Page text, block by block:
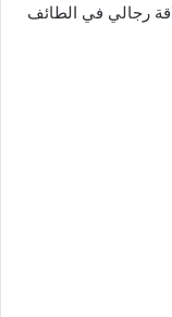
4 صالونات حلاقة رجالي في الطائف